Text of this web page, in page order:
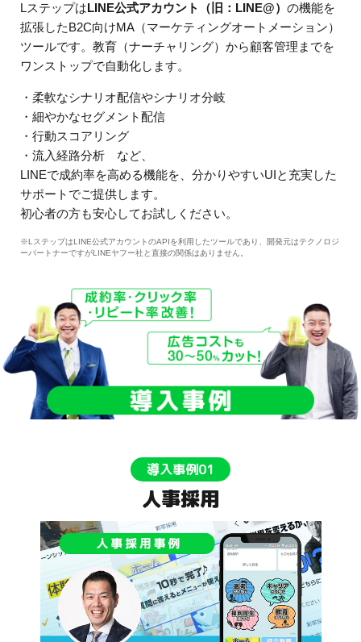
LステップはLINE公式アカウント（旧：LINE@） の機能を
拡張したB2C向けMA（マーケティングオートメーション）
ツールです。教育（ナーチャリング）から顧客管理までを
ワンストップで自動化します。
・柔軟なシナリオ配信やシナリオ分岐
・細やかなセグメント配信
・行動スコアリング
・流入経路分析 など、
LINEで成約率を高める機能を、分かりやすいUIと充実した
サポートでご提供します。
初心者の方も安心してお試しください。
※LステップはLINE公式アカウントのAPIを利用したツールであり、開発元はテクノロジ
ーパートナーですがLINEヤフー社と直接の関係はありません。
導入事例01
人事採用